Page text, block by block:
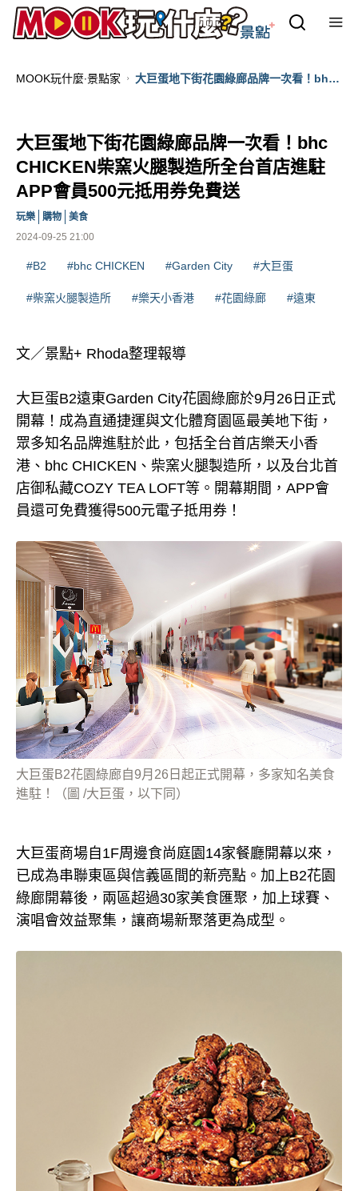
MOOK玩什麼‧景點家
大巨蛋地下街花園綠廊品牌一次看！bhc
大巨蛋地下街花園綠廊品牌一次看！bhc
CHICKEN柴窯火腿製造所全台首店進駐
APP會員500元抵用券免費送
2024-09-25 21:00
玩樂 購物 美食
#B2 #bhc CHICKEN #Garden City #大巨蛋
#柴窯火腿製造所 #樂天小香港 #花園綠廊 #遠東
文／景點+ Rhoda整理報導
大巨蛋B2遠東Garden City花園綠廊於9月26日正式
開幕！成為直通捷運與文化體育園區最美地下街，
眾多知名品牌進駐於此，包括全台首店樂天小香
港、bhc CHICKEN、柴窯火腿製造所，以及台北首
店御私藏COZY TEA LOFT等。開幕期間，APP會
員還可免費獲得500元電子抵用券！
大巨蛋B2花園綠廊自9月26日起正式開幕，多家知名美食
進駐！（圖 /大巨蛋，以下同）
大巨蛋商場自1F周邊食尚庭園14家餐廳開幕以來，
已成為串聯東區與信義區間的新亮點。加上B2花園
綠廊開幕後，兩區超過30家美食匯聚，加上球賽、
演唱會效益聚集，讓商場新聚落更為成型。